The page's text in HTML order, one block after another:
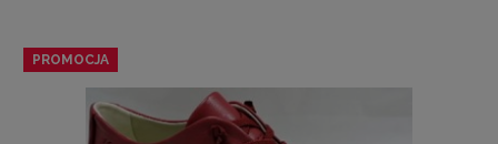
PROMOCJA